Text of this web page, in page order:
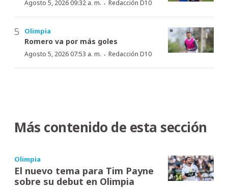
Agosto 5, 2026 09:32 a. m. · Redacción D10
Olimpia
Romero va por más goles
Agosto 5, 2026 07:53 a. m. · Redacción D10
Más contenido de esta sección
Olimpia
El nuevo tema para Tim Payne
sobre su debut en Olimpia